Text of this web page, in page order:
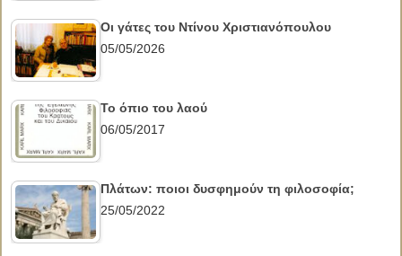
Οι γάτες του Ντίνου Χριστιανόπουλου
05/05/2026
Το όπιο του λαού
06/05/2017
Πλάτων: ποιοι δυσφημούν τη φιλοσοφία;
25/05/2022